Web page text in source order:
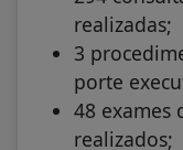
realizadas;
3
porte
48 exames
realizados;